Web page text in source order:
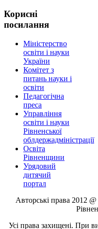
Корисні
посилання
Міністерство
освіти і науки
України
Комітет з
питань науки і
освіти
Педагогічна
преса
Управління
освіти і науки
Рівненської
облдержадміністрації
Освіта
Рівненщини
Урядовий
дитячий
портал
Авторські права
Усі права захищені. При